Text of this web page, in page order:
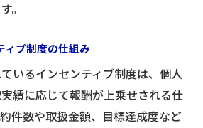
。
ィブ制度の仕組み
いるインセンティブ制度は、個人
績に応じて報酬が上乗せされる仕
件数や取扱金額、目標達成度など